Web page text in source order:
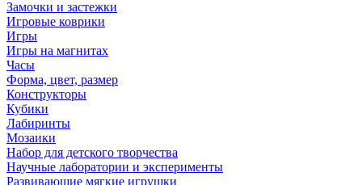
Замочки и застежки
Игровые коврики
Игры
Игры на магнитах
Часы
Форма, цвет, размер
Конструкторы
Кубики
Лабиринты
Мозаики
Набор для детского творчества
Научные лаборатории и эксперименты
Развивающие мягкие игрушки